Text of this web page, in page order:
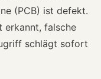
(PCB) ist defekt.
erkannt, falsche
schlägt sofort